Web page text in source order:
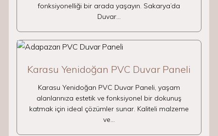
fonksiyonelliği bir arada yaşayın. Sakarya’da
Duvar…
Karasu Yenidoğan PVC Duvar Paneli
Karasu Yenidoğan PVC Duvar Paneli, yaşam
alanlarınıza estetik ve fonksiyonel bir dokunuş
katmak için ideal çözümler sunar. Kaliteli malzeme
ve…